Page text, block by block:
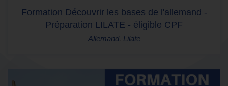
Formation Découvrir les bases de l'allemand -
Préparation LILATE - éligible CPF
Allemand, Lilate